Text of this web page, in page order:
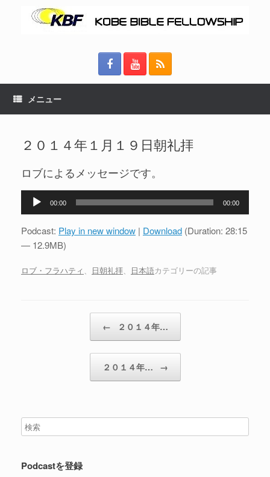
メニュー
２０１４年１月１９日朝礼拝
ロブによるメッセージです。
プ
ヤ
00:00 00:00
Podcast: Play in new window | Download (Duration: 28:15
— 12.9MB)
ロブ・フラハティ、 日朝礼拝、 日本語カテゴリーの記事
← ２０１４年…
２０１４年… →
Podcastを登録